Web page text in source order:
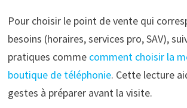
Pour choisir le point de vente qui
besoins (horaires, services pro, SAV),
pratiques comme comment choisir la
boutique de téléphonie. Cette lecture
gestes à préparer avant la visite.